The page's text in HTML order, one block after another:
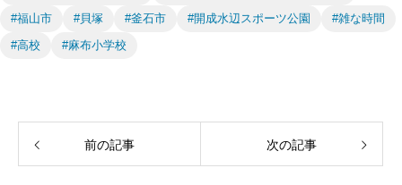
#福山市
#貝塚 #釜石市 #開成水辺スポーツ公園
#雑な時間
#高校
#麻布小学校
前の記事 次の記事